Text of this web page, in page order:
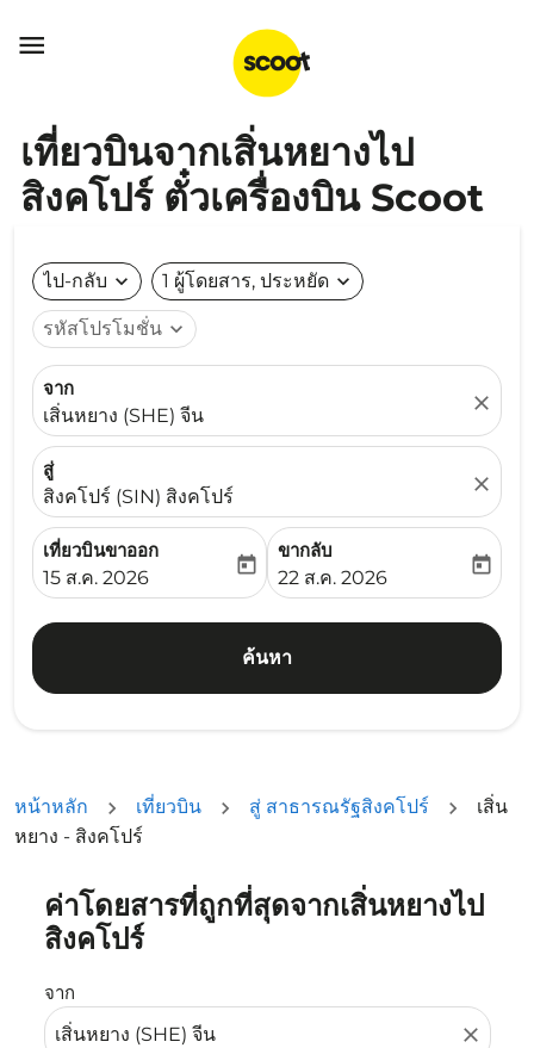

เที่ยวบินจากเสิ่นหยางไป
สิงคโปร์ ตั๋วเครื่องบิน Scoot
ไป-กลับ expand_more 1 ผู้โดยสาร, ประหยัด expand_more
รหัสโปรโมชั่น expand_more
จาก
เสิ่นหยาง (SHE) จีน
close
สู่
สิงคโปร์ (SIN) สิงคโปร์
close
เที่ยวบินขาออก
fc-booking-departure-date-aria-label
15 ส.ค. 2026
today
ขากลับ
fc-booking-return-date-
22 ส.ค. 2026
today
ค้นหา
หน้าหลัก เที่ยวบิน สู่ สาธารณรัฐสิงคโปร์
เสิ่น
หยาง - สิงคโปร์
ค่าโดยสารที่ถูกที่สุดจากเสิ่นหยางไป
สิงคโปร์
จาก
close
ลองอัปเดตเส้นทางของคุณ (ต้นทางและ/หรือปลายทาง) หรื